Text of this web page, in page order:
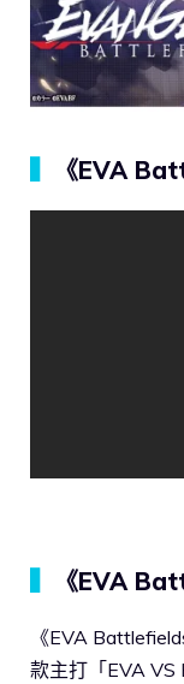
《EVA
《EVA
《EVA
款主打「EVA VS